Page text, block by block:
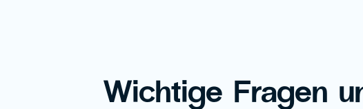
Wichtige Fragen